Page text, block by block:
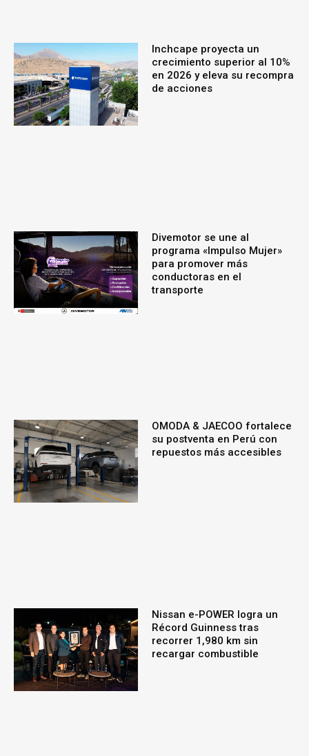
Inchcape proyecta un
crecimiento superior al 10%
en 2026 y eleva su recompra
de acciones
Divemotor se une al
programa «Impulso Mujer»
para promover más
conductoras en el
transporte
OMODA & JAECOO fortalece
su postventa en Perú con
repuestos más accesibles
Nissan e-POWER logra un
Récord Guinness tras
recorrer 1,980 km sin
recargar combustible